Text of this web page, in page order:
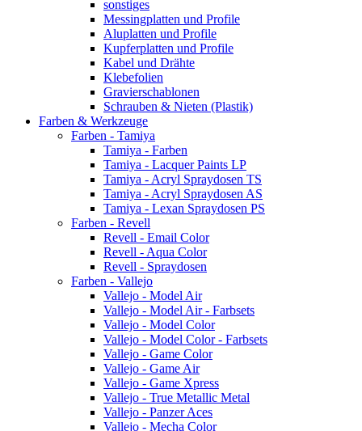
sonstiges
Messingplatten und Profile
Aluplatten und Profile
Kupferplatten und Profile
Kabel und Drähte
Klebefolien
Gravierschablonen
Schrauben & Nieten (Plastik)
Farben & Werkzeuge
Farben - Tamiya
Tamiya - Farben
Tamiya - Lacquer Paints LP
Tamiya - Acryl Spraydosen TS
Tamiya - Acryl Spraydosen AS
Tamiya - Lexan Spraydosen PS
Farben - Revell
Revell - Email Color
Revell - Aqua Color
Revell - Spraydosen
Farben - Vallejo
Vallejo - Model Air
Vallejo - Model Air - Farbsets
Vallejo - Model Color
Vallejo - Model Color - Farbsets
Vallejo - Game Color
Vallejo - Game Air
Vallejo - Game Xpress
Vallejo - True Metallic Metal
Vallejo - Panzer Aces
Vallejo - Mecha Color